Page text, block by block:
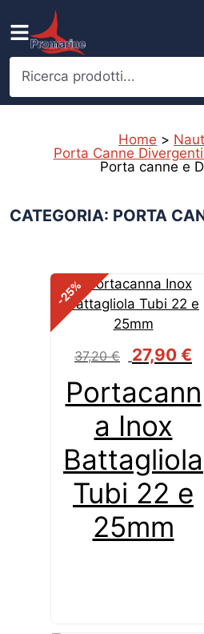
contenuto
Ricerca prodotti...
Home >
Porta Canne
Porta canne e
CATEGORIA: PORTA
-25
%
Portacann
a Inox
Battagliola
Tubi 22 e
25mm
37,20€
Il
originale
era:
37,20 €.
27,90 €
è: